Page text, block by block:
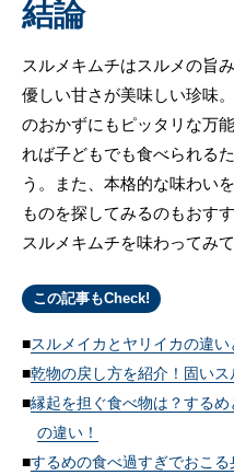
結論
スルメキムチはスルメの旨
優しい甘さが美味しい珍味
のおかずにもピッタリな万
れば子どもでも食べられる
う。また、本格的な味わい
ものを探してみるのもおす
スルメキムチを味わってみ
この記事もCheck!
スルメイカとヤリイカの違
乾物の戻し方を紹介！固いス
縁起を担ぐ食べ物は？する
の違い！
するめの食べ過すぎでおこ